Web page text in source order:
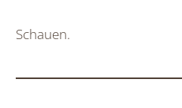
Schauen.